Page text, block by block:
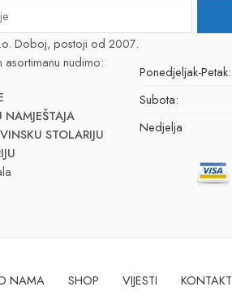
Doboj, postoji od 2007.
nudimo:
STOLARIJU
Ponedjeljak-Petak:
Subota:
Nedjelja
NAMA SHOP VIJESTI KONTAKT